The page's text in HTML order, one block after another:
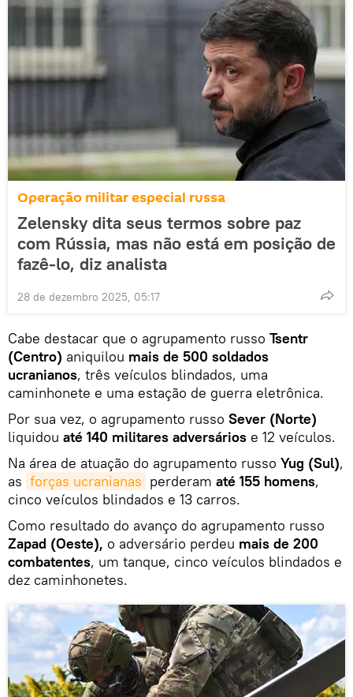
Operação militar especial russa
Zelensky dita seus termos sobre paz
com Rússia, mas não está em posição de
fazê-lo, diz analista
28 de dezembro 2025, 05:17
Cabe destacar que o agrupamento russo Tsentr
(Centro) aniquilou mais de 500 soldados
ucranianos, três veículos blindados, uma
caminhonete e uma estação de guerra eletrônica.
Por sua vez, o agrupamento russo Sever (Norte)
liquidou até 140 militares adversários e 12 veículos.
Na área de atuação do agrupamento russo Yug (Sul),
as forças ucranianas perderam até 155 homens,
cinco veículos blindados e 13 carros.
Como resultado do avanço do agrupamento russo
Zapad (Oeste), o adversário perdeu mais de 200
combatentes, um tanque, cinco veículos blindados e
dez caminhonetes.